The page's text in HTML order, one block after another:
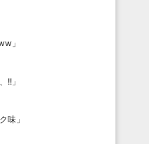
」
!! 」
味 」